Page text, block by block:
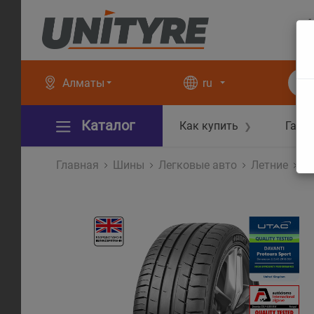
Алматы ru
Каталог Как купить ❯
Главная Шины Легковые авто Летние